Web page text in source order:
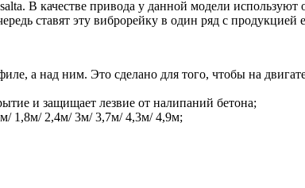
В качестве привода у данной модели
ставят эту виброрейку в один ряд с продукцией
а над ним. Это сделано для того, чтобы на
и защищает лезвие от налипаний бетона;
1,8м/ 2,4м/ 3м/ 3,7м/ 4,3м/ 4,9м;